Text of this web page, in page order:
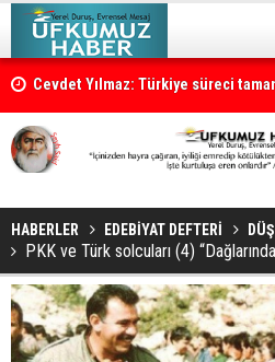
Cevdet Yılmaz: Türkiye süreci
HABERLER EDEBİYAT DEFTERİ
PKK ve Türk solcuları (4)